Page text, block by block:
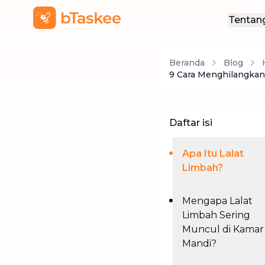
Beranda Blog
9 Cara
Daftar isi
Apa Itu Lalat
Limbah?
Mengapa Lalat
Limbah Sering
Muncul di Kamar
Mandi?